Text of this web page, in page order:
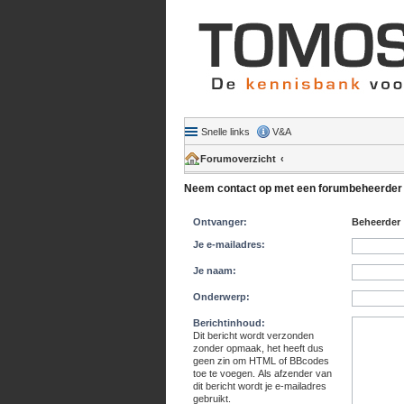
Snelle links V&A
Forumoverzicht
Neem contact op met een forumbeheerder
Ontvanger: Beheerder
Je e-mailadres:
Je naam:
Onderwerp:
Berichtinhoud:
Dit bericht wordt verzonden
zonder opmaak, het heeft dus
geen zin om HTML of BBcodes
toe te voegen. Als afzender van
dit bericht wordt je e-mailadres
gebruikt.